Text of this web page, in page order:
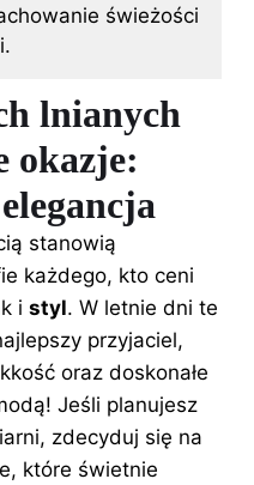
świeżości
lnianych
okazje:
stanowią
każdego, kto ceni
i styl. W letnie dni te
przyjaciel,
oraz doskonałe
Jeśli planujesz
zdecyduj się na
które świetnie